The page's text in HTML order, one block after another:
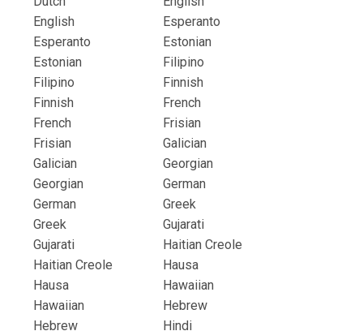
English
Esperanto
Estonian
Filipino
Finnish
French
Frisian
Galician
Georgian
German
Greek
Gujarati
Haitian Creole
Hausa
Hawaiian
Hebrew
Esperanto
Estonian
Filipino
Finnish
French
Frisian
Galician
Georgian
German
Greek
Gujarati
Haitian Creole
Hausa
Hawaiian
Hebrew
Hindi